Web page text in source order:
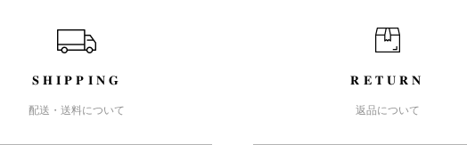
SHIPPING
配送・送料について
RETURN
返品について